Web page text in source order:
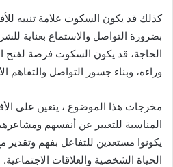
كذلك قد يكون السكوت علامة تنبيه
بضرورة التواصل والاستماع بعناية
الحاجة، قد يكون السكوت فرصة لفتح
وراءه، وبناء جسور التواصل والتفاهم
مخرجات هذا الموضوع ، يتعين على
المناسبة للتعبير عن أنفسهم
يكونوا مستعدين للتفاعل بفهم وتقدير
الحياة الشخصية والعلاقات الاجتماعية.